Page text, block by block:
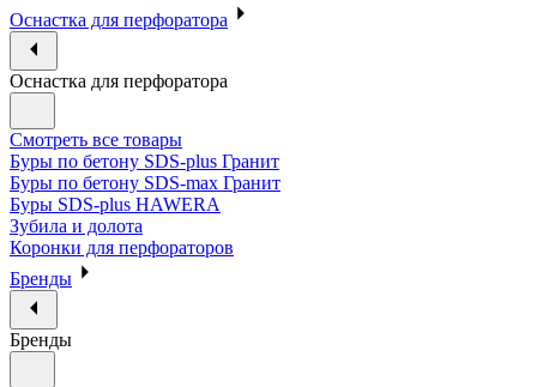
Оснастка для перфоратора
Оснастка для перфоратора
Смотреть все товары
Буры по бетону SDS-plus Гранит
Буры по бетону SDS-max Гранит
Буры SDS-plus HAWERA
Зубила и долота
Коронки для перфораторов
Бренды
Бренды